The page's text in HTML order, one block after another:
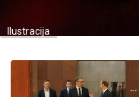
Ilustracija